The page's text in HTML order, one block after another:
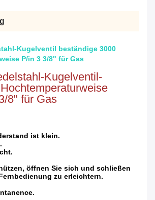
Kugelventil beständige 3000
P/in 3 3/8" für Gas
Kugelventil-
8" für Gas
ist klein.
öffnen Sie sich und schließen
zu erleichtern.